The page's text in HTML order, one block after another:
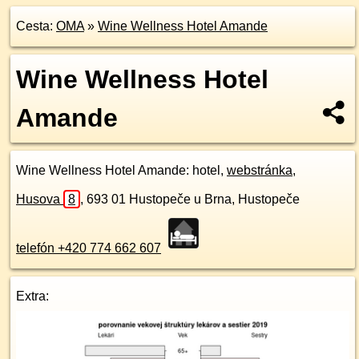
Cesta: OMA» Wine Wellness Hotel Amande
Wine Wellness Hotel
Amande
Wine Wellness Hotel Amande: hotel, webstránka,
Husova 8 , 693 01 Hustopeče u Brna, Hustopeče
telefón +420 774 662 607
Extra: